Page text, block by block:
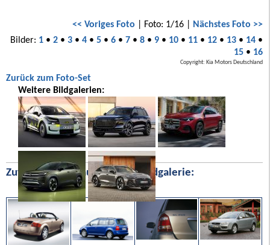
<< Voriges Foto | Foto: 1/16 |
Nächstes Foto >>
Bilder: 1• 2• 3• 4• 5• 6• 7• 8• 9• 10• 11• 12• 13• 14•
15• 16
Copyright: Kia Motors Deutschland
Zurück zum Foto-Set
Weitere Bildgalerien:
Zufällige Bilder aus unserer Bildgalerie: